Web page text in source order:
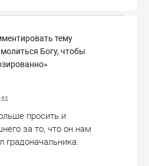
тему
Богу, чтобы
просить и
за то, что он нам
градоначальника.